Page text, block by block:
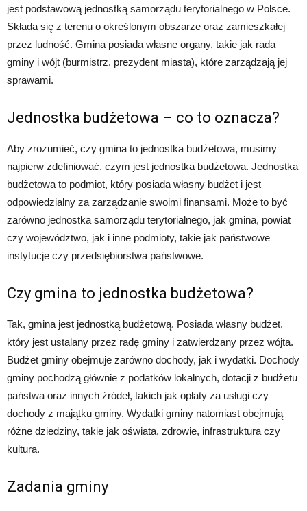
jest podstawową jednostką samorządu terytorialnego w Polsce.
Składa się z terenu o określonym obszarze oraz zamieszkałej
przez ludność. Gmina posiada własne organy, takie jak rada
gminy i wójt (burmistrz, prezydent miasta), które zarządzają jej
sprawami.
Jednostka budżetowa – co to oznacza?
Aby zrozumieć, czy gmina to jednostka budżetowa, musimy
najpierw zdefiniować, czym jest jednostka budżetowa. Jednostka
budżetowa to podmiot, który posiada własny budżet i jest
odpowiedzialny za zarządzanie swoimi finansami. Może to być
zarówno jednostka samorządu terytorialnego, jak gmina, powiat
czy województwo, jak i inne podmioty, takie jak państwowe
instytucje czy przedsiębiorstwa państwowe.
Czy gmina to jednostka budżetowa?
Tak, gmina jest jednostką budżetową. Posiada własny budżet,
który jest ustalany przez radę gminy i zatwierdzany przez wójta.
Budżet gminy obejmuje zarówno dochody, jak i wydatki. Dochody
gminy pochodzą głównie z podatków lokalnych, dotacji z budżetu
państwa oraz innych źródeł, takich jak opłaty za usługi czy
dochody z majątku gminy. Wydatki gminy natomiast obejmują
różne dziedziny, takie jak oświata, zdrowie, infrastruktura czy
kultura.
Zadania gminy